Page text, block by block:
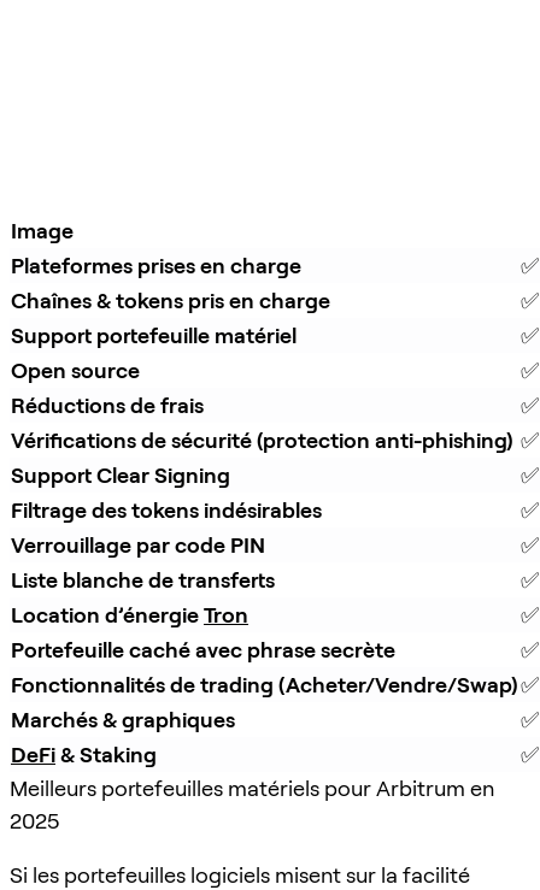
Image
Plateformes prises en charge
Chaînes & tokens pris en charge
Support portefeuille matériel
Open source
Réductions de frais
Vérifications de sécurité (protection anti-phishing)
Support Clear Signing
Filtrage des tokens indésirables
Verrouillage par code PIN
Liste blanche de transferts
Location d’énergie Tron
Portefeuille caché avec phrase secrète
Fonctionnalités de trading (Acheter/Vendre/Swap)
Marchés & graphiques
DeFi & Staking
Meilleurs portefeuilles matériels pour Arbitrum en
2025
Si les portefeuilles logiciels misent sur la facilité